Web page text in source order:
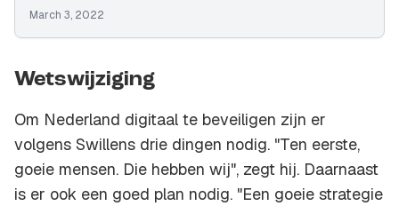
March 3, 2022
Wetswijziging
Om Nederland digitaal te beveiligen zijn er
volgens Swillens drie dingen nodig. "Ten eerste,
goeie mensen. Die hebben wij", zegt hij. Daarnaast
is er ook een goed plan nodig. "Een goeie strategie